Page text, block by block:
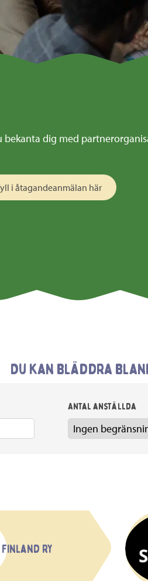
bekanta dig med
i åtagandeanmälan här
Du kan bläddra
Antal anställda
ry